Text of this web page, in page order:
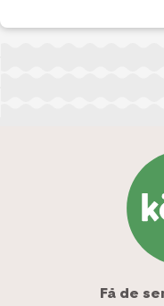
Få de